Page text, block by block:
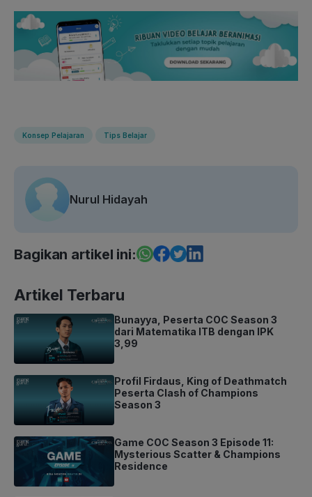
Konsep Pelajaran Tips Belajar
Nurul Hidayah
Bagikan artikel ini:
Artikel Terbaru
Bunayya, Peserta COC Season 3
dari Matematika ITB dengan IPK
3,99
Profil Firdaus, King of Deathmatch
Peserta Clash of Champions
Season 3
Game COC Season 3 Episode 11:
Mysterious Scatter & Champions
Residence